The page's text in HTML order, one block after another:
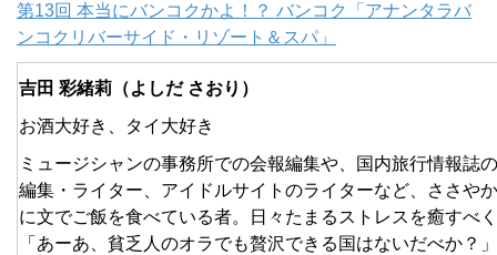
第13回 本当にバンコクかよ！？ バンコク「アナンタラバ
ンコクリバーサイド・リゾート＆スパ」
吉田 彩緒莉（よしだ さおり）
お酒大好き、タイ大好き
ミュージシャンの事務所での会報編集や、国内旅行情報誌の
編集・ライター、アイドルサイトのライターなど、ささやか
に文でご飯を食べている者。日々たまるストレスを癒すべく
「あーあ、貧乏人のオラでも贅沢できる国はないだべか？」